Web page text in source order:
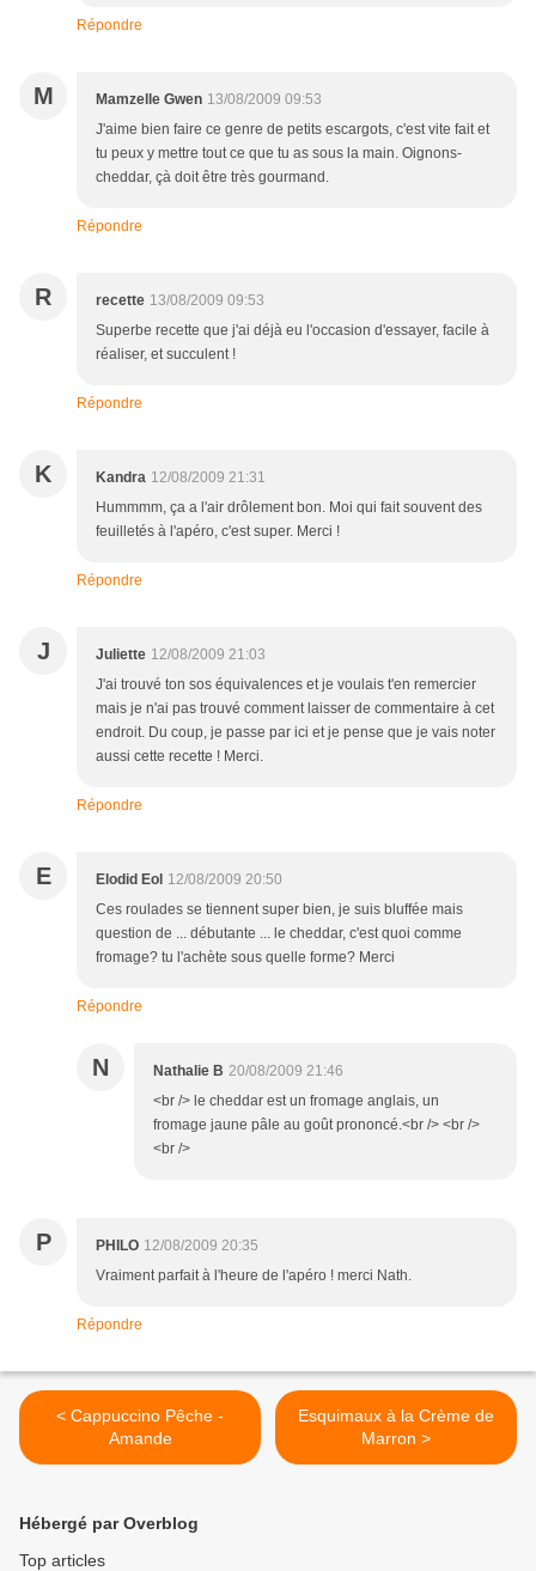
Répondre
M Mamzelle Gwen 13/08/2009 09:53
J'aime bien faire ce genre de petits escargots, c'est vite fait et
tu peux y mettre tout ce que tu as sous la main. Oignons-
cheddar, çà doit être très gourmand.
Répondre
R recette 13/08/2009 09:53
Superbe recette que j'ai déjà eu l'occasion d'essayer, facile à
réaliser, et succulent !
Répondre
K Kandra 12/08/2009 21:31
Hummmm, ça a l'air drôlement bon. Moi qui fait souvent des
feuilletés à l'apéro, c'est super. Merci !
Répondre
J Juliette 12/08/2009 21:03
J'ai trouvé ton sos équivalences et je voulais t'en remercier
mais je n'ai pas trouvé comment laisser de commentaire à cet
endroit. Du coup, je passe par ici et je pense que je vais noter
aussi cette recette ! Merci.
Répondre
E Elodid Eol 12/08/2009 20:50
Ces roulades se tiennent super bien, je suis bluffée mais
question de ... débutante ... le cheddar, c'est quoi comme
fromage? tu l'achète sous quelle forme? Merci
Répondre
N Nathalie B 20/08/2009 21:46
<br /> le cheddar est un fromage anglais, un
fromage jaune pâle au goût prononcé.<br /> <br />
<br />
P PHILO 12/08/2009 20:35
Vraiment parfait à l'heure de l'apéro ! merci Nath.
Répondre
< Cappuccino Pêche -
Amande
Esquimaux à la Crème de
Marron >
Hébergé par Overblog
Top articles